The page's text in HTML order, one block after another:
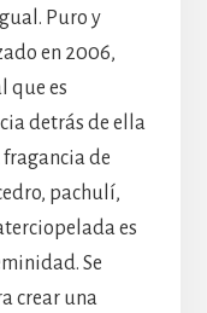
Puro y
en 2006,
que es
detrás de ella
fragancia de
pachulí,
es
Se
crear una